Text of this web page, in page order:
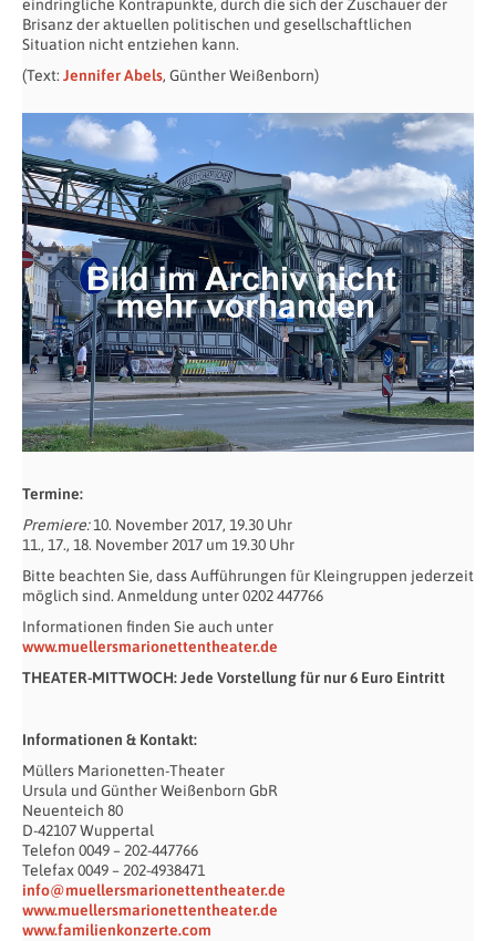
eindringliche Kontrapunkte, durch die sich der Zuschauer der
Brisanz der aktuellen politischen und gesellschaftlichen
Situation nicht entziehen kann.
(Text: Jennifer Abels, Günther Weißenborn)
Termine:
Premiere:10. November 2017, 19.30 Uhr
11., 17., 18. November 2017 um 19.30 Uhr
Bitte beachten Sie, dass Aufführungen für Kleingruppen jederzeit
möglich sind. Anmeldung unter 0202 447766
Informationen finden Sie auch unter
www.muellersmarionettentheater.de
THEATER-MITTWOCH: Jede Vorstellung für nur 6 Euro Eintritt
Informationen & Kontakt:
Müllers Marionetten-Theater
Ursula und Günther Weißenborn GbR
Neuenteich 80
D-42107 Wuppertal
Telefon 0049 – 202-447766
Telefax 0049 – 202-4938471
info@muellersmarionettentheater.de
www.muellersmarionettentheater.de
www.familienkonzerte.com